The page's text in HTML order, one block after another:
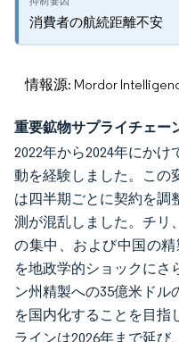
消費者の航続距離不安
情報源: Mordor
重要鉱物サプライチェー
2022年から2024年にか
動を経験しました。この
は四半期ごとに契約を調
測が混乱しました。チリ
の集中、および中国の
を地政学的ショックにさ
ン州精製への35億米ドル
を国内化することを目指
ラインは2026年まで延び